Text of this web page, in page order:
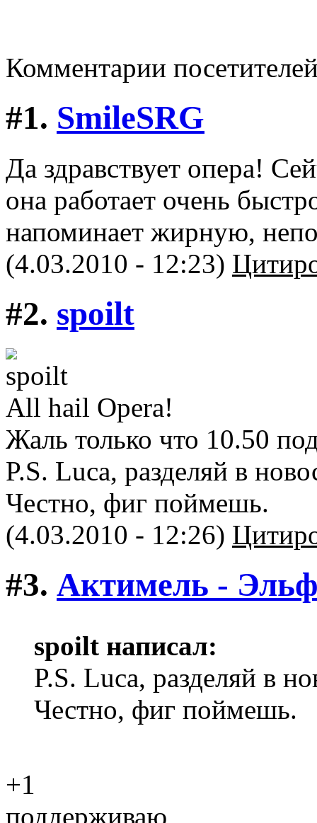
Комментарии
#1. SmileSRG
Да здравствует опера!
она работает очень
напоминает жирную,
(4.03.2010 - 12:23)
#2. spoilt
All hail Opera!
Жаль только что 10.50
P.S. Luca, разделяй в
Честно, фиг поймешь.
(4.03.2010 - 12:26)
#3. Актимель -
spoilt написал:
P.S. Luca, разделяй в
Честно, фиг поймешь.
+1
поддерживаю